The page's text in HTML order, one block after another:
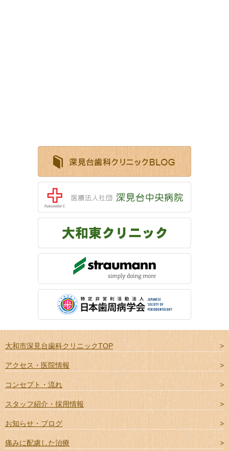
大和市深見台歯科クリニックTOP
アクセス・医院情報
コンセプト・流れ
スタッフ紹介・採用情報
お知らせ・ブログ
痛みに配慮した治療